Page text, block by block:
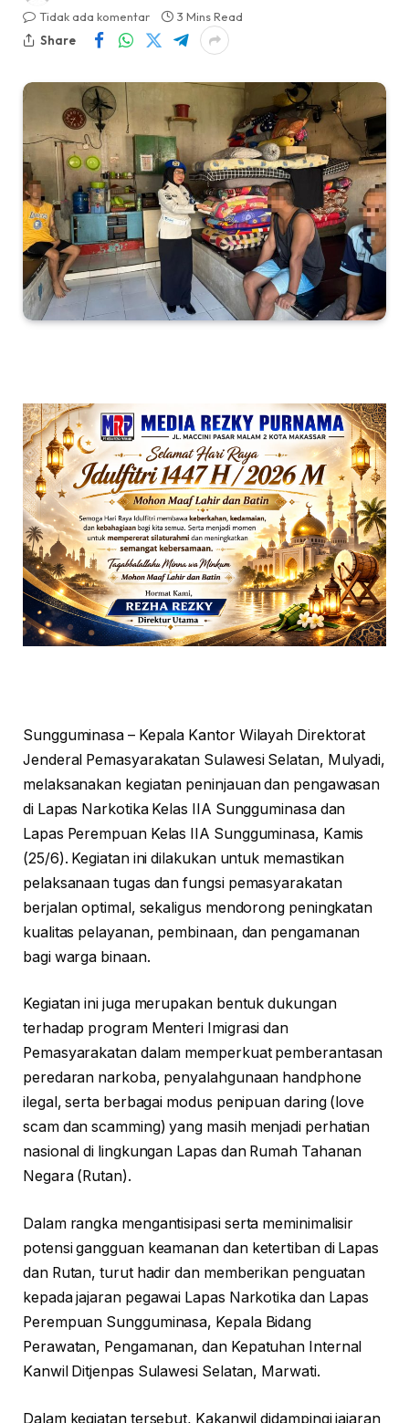
Tidak ada komentar
3 Mins Read
Share
Sungguminasa – Kepala Kantor Wilayah Direktorat
Jenderal Pemasyarakatan Sulawesi Selatan, Mulyadi,
melaksanakan kegiatan peninjauan dan pengawasan
di Lapas Narkotika Kelas IIA Sungguminasa dan
Lapas Perempuan Kelas IIA Sungguminasa, Kamis
(25/6). Kegiatan ini dilakukan untuk memastikan
pelaksanaan tugas dan fungsi pemasyarakatan
berjalan optimal, sekaligus mendorong peningkatan
kualitas pelayanan, pembinaan, dan pengamanan
bagi warga binaan.
Kegiatan ini juga merupakan bentuk dukungan
terhadap program Menteri Imigrasi dan
Pemasyarakatan dalam memperkuat pemberantasan
peredaran narkoba, penyalahgunaan handphone
ilegal, serta berbagai modus penipuan daring (love
scam dan scamming) yang masih menjadi perhatian
nasional di lingkungan Lapas dan Rumah Tahanan
Negara (Rutan).
Dalam rangka mengantisipasi serta meminimalisir
potensi gangguan keamanan dan ketertiban di Lapas
dan Rutan, turut hadir dan memberikan penguatan
kepada jajaran pegawai Lapas Narkotika dan Lapas
Perempuan Sungguminasa, Kepala Bidang
Perawatan, Pengamanan, dan Kepatuhan Internal
Kanwil Ditjenpas Sulawesi Selatan, Marwati.
Dalam kegiatan tersebut, Kakanwil didampingi jajaran